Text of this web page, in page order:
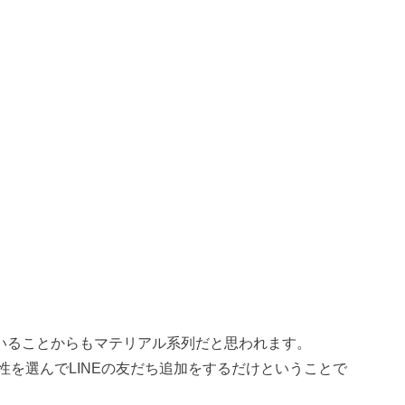
ことからもマテリアル系列だと思われます。
を選んでLINEの友だち追加をするだけということで